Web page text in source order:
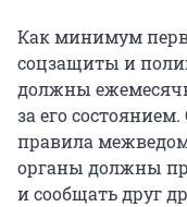
Как минимум
соцзащиты и
должны
за его
правила
органы должны
и сообщать друг